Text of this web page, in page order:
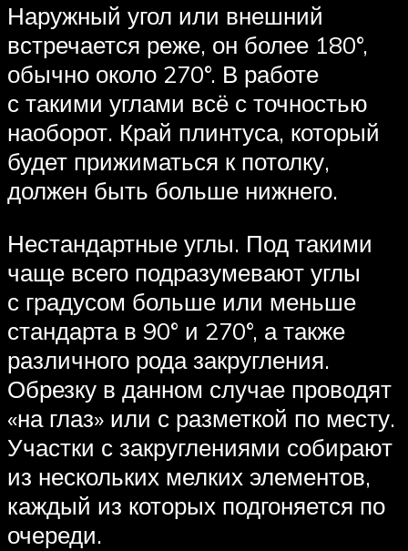
Наружный угол или внешний
встречается реже, он более 180°,
обычно около 270°. В работе
с такими углами всё с точностью
наоборот. Край плинтуса, который
будет прижиматься к потолку,
должен быть больше нижнего.
Нестандартные углы. Под такими
чаще всего подразумевают углы
с градусом больше или меньше
стандарта в 90° и 270°, а также
различного рода закругления.
Обрезку в данном случае проводят
«на глаз» или с разметкой по месту.
Участки с закруглениями собирают
из нескольких мелких элементов,
каждый из которых подгоняется по
очереди.